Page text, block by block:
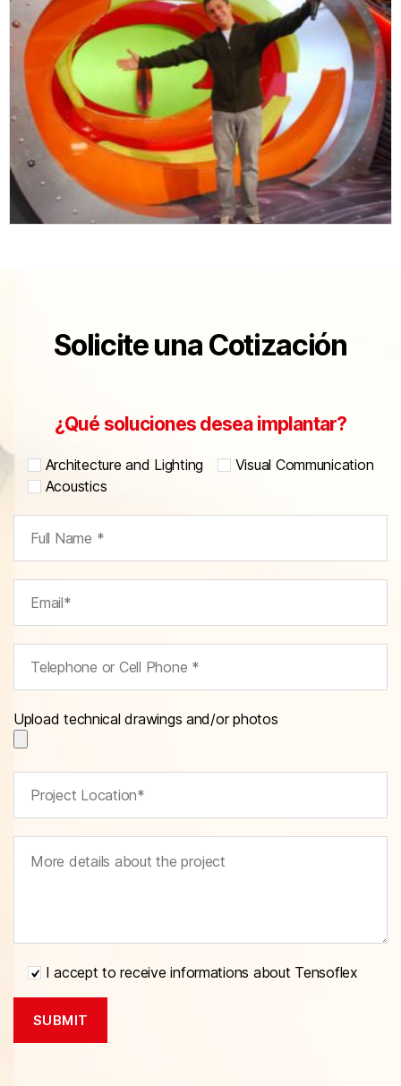
Solicite una Cotización
¿Qué soluciones desea implantar?
Architecture and Lighting
Visual Communication
Acoustics
Upload technical drawings and/or photos
I accept to receive informations about Tensoflex